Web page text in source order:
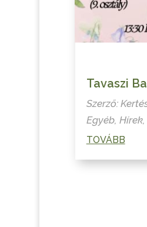
Tavaszi
Szerző:
Egyéb, Hírek,
TOVÁBB